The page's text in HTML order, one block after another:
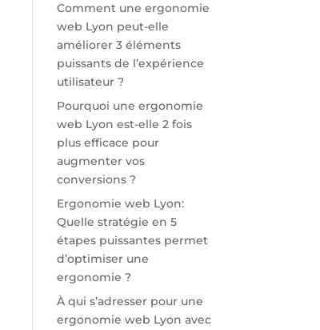
Comment une ergonomie
web Lyon peut-elle
améliorer 3 éléments
puissants de l’expérience
utilisateur ?
Pourquoi une ergonomie
web Lyon est-elle 2 fois
plus efficace pour
augmenter vos
conversions ?
Ergonomie web Lyon:
Quelle stratégie en 5
étapes puissantes permet
d’optimiser une
ergonomie ?
À qui s’adresser pour une
ergonomie web Lyon avec